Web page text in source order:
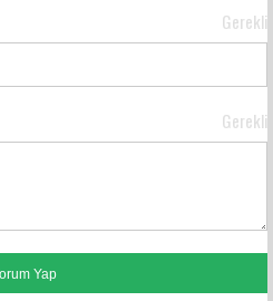
Gerekli
Gerekli